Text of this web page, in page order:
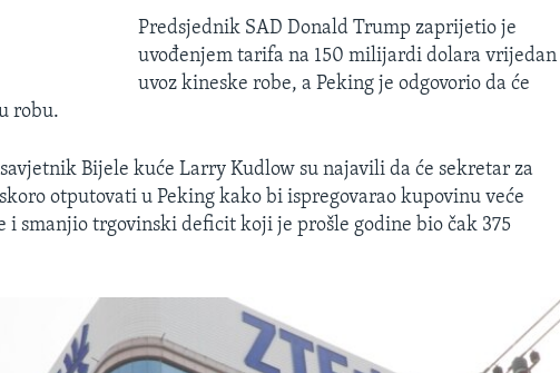
Predsjednik SAD Donald Trump zaprijetio je
uvođenjem tarifa na 150 milijardi dolara vrijedan
uvoz kineske robe, a Peking je odgovorio da će
robu.
Bijele kuće Larry Kudlow su najavili da će sekretar za
otputovati u Peking kako bi ispregovarao kupovinu veće
i smanjio trgovinski deficit koji je prošle godine bio čak 375